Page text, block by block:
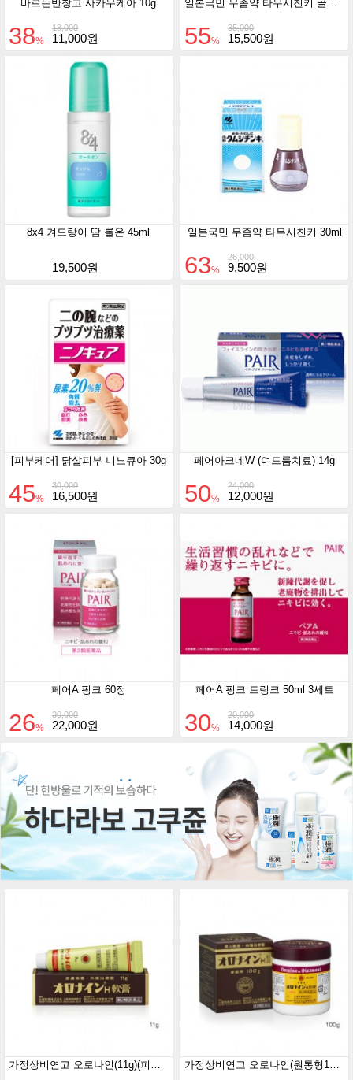
바르는반창고 사카무케아 10g
18,000
38% 11,000원
일본국민 무좀약 타무시친키 골드 업그레이드 30ml
35,000
55% 15,500원
8x4 겨드랑이 땀 롤온 45ml
19,500원
일본국민 무좀약 타무시친키 30ml
26,000
63% 9,500원
[피부케어] 닭살피부 니노큐아 30g
30,000
45% 16,500원
페어아크네W (여드름치료) 14g
24,000
50% 12,000원
페어A 핑크 60정
30,000
26% 22,000원
페어A 핑크 드링크 50ml 3세트
20,000
30% 14,000원
가정상비연고 오로나인(11g)(피부트러블 연고) 가정상비연고 오로나인(원통형100g)(피부트러블 연고)